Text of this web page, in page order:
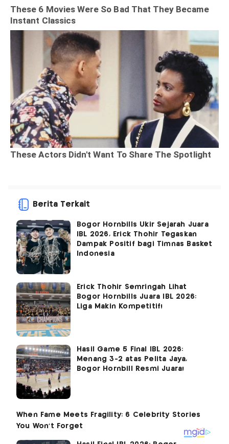
Berita Terkait
Bogor Hornbills Ukir Sejarah Juara
IBL 2026, Erick Thohir Tegaskan
Dampak Positif bagi Timnas Basket
Indonesia
Erick Thohir Semringah Lihat
Bogor Hornbills Juara IBL 2026:
Liga Makin Kompetitif!
Hasil Game 5 Final IBL 2026:
Menang 3-2 atas Pelita Jaya,
Bogor Hornbill Resmi Juara!